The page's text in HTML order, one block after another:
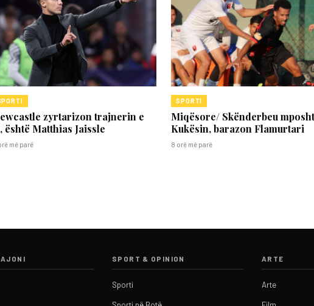
zyrtarizon trajnerin e
është Matthias Jaissle
më parë
SPORTI
Miqësore/ Skënderbeu
Kukësin, barazon Flamurtari
8 orë më parë
SPORT & OPINION
Sporti
ARTE
Arte